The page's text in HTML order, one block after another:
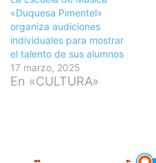
«Duquesa Pimentel»
organiza audiciones
individuales para mostrar
el talento de sus alumnos
17 marzo, 2025
En «CULTURA»